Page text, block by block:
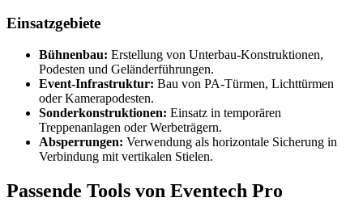
Einsatzgebiete
Bühnenbau: Erstellung von Unterbau-Konstruktionen,
Podesten und Geländerführungen.
Event-Infrastruktur: Bau von PA-Türmen, Lichttürmen
oder Kamerapodesten.
Sonderkonstruktionen: Einsatz in temporären
Treppenanlagen oder Werbeträgern.
Absperrungen: Verwendung als horizontale Sicherung in
Verbindung mit vertikalen Stielen.
Passende Tools von Eventech Pro